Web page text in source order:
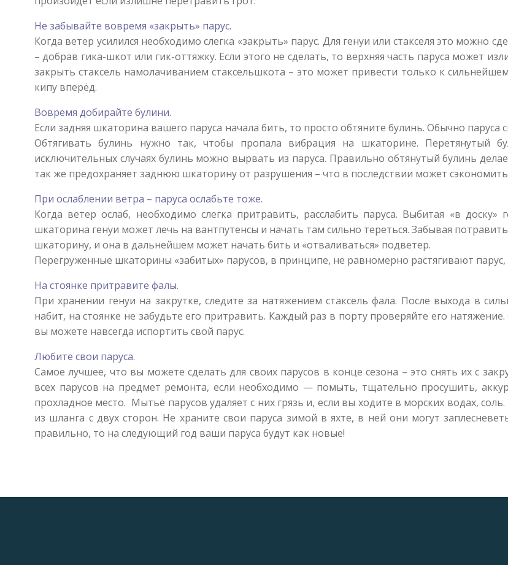
Не забывайте вовремя «закрыть» парус.
Когда ветер усилился необходимо слегка «закрыть» парус. Для генуи или стакселя это можно
– добрав гика-шкот или гик-оттяжку. Если этого не сделать, то верхняя часть паруса может
закрыть стаксель намолачиванием стаксельшкота – это может привести только к
кипу вперёд.
Вовремя добирайте булини.
Если задняя шкаторина вашего паруса начала бить, то просто обтяните булинь. Обычно
Обтягивать булинь нужно так, чтобы пропала вибрация на шкаторине. Перетянутый
исключительных случаях булинь можно вырвать из паруса. Правильно обтянутый булинь
так же предохраняет заднюю шкаторину от разрушения – что в последствии может
При ослаблении ветра – паруса ослабьте тоже.
Когда ветер ослаб, необходимо слегка притравить, расслабить паруса. Выбитая «в
шкаторина генуи может лечь на вантпутенсы и начать там сильно тереться. Забывая
шкаторину, и она в дальнейшем может начать бить и «отваливаться» подветер.
Перегруженные шкаторины «забитых» парусов, в принципе, не равномерно растягивают
На стоянке притравите фалы.
При хранении генуи на закрутке, следите за натяжением стаксель фала. После выхода в
набит, на стоянке не забудьте его притравить. Каждый раз в порту проверяйте его
вы можете навсегда испортить свой парус.
Любите свои паруса.
Самое лучшее, что вы можете сделать для своих парусов в конце сезона – это снять их с
всех парусов на предмет ремонта, если необходимо — помыть, тщательно просушить,
прохладное место. Мытьё парусов удаляет с них грязь и, если вы ходите в морских водах,
из шланга с двух сторон. Не храните свои паруса зимой в яхте, в ней они могут
правильно, то на следующий год ваши паруса будут как новые!